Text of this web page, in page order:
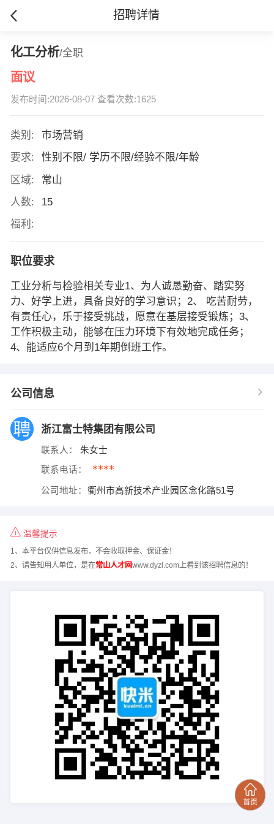
招聘详情
化工分析/全职
面议
发布时间:2026-08-07 查看次数:1625
类别:
市场营销
要求:
性别不限/ 学历不限/经验不限/年龄
区域:
常山
人数:
15
福利:
职位要求
工业分析与检验相关专业1、为人诚恳勤奋、踏实努
力、好学上进，具备良好的学习意识；2、 吃苦耐劳，
有责任心，乐于接受挑战，愿意在基层接受锻炼；3、
工作积极主动，能够在压力环境下有效地完成任务；
4、能适应6个月到1年期倒班工作。
公司信息
浙江富士特集团有限公司
联系人： 朱女士
联系电话： ****
公司地址： 衢州市高新技术产业园区念化路51号
温馨提示
1、本平台仅供信息发布，不会收取押金、保证金！
2、请告知用人单位，是在常山人才网www.dyzl.com上看到该招聘信息的！